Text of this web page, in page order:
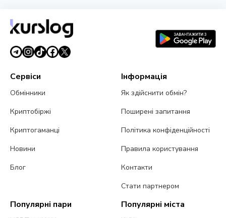
Сервіси
Обмінники
Криптобіржі
Криптогаманці
Новини
Блог
Інформація
Як здійснити обмін?
Поширені запитання
Політика конфіденційності
Правила користування
Контакти
Стати партнером
Популярні пари Популярні міста